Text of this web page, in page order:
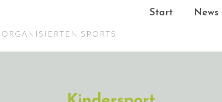
SPORTS
Start News